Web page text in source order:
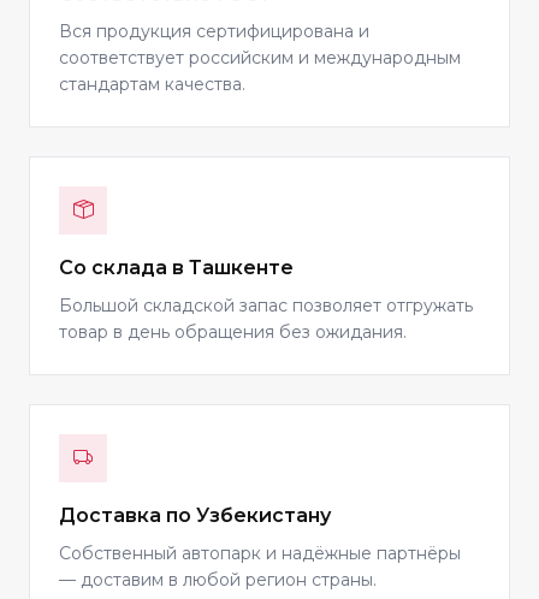
Вся продукция сертифицирована и
соответствует российским и международным
стандартам качества.
Со склада в Ташкенте
Большой складской запас позволяет отгружать
товар в день обращения без ожидания.
Доставка по Узбекистану
Собственный автопарк и надёжные партнёры
— доставим в любой регион страны.